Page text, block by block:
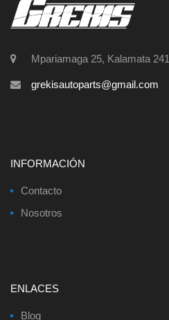
Mpariamaga 25, Kalamata
grekisautoparts@gmail.com
INFORMACIÓN
Contacto
Nosotros
ENLACES
Blog